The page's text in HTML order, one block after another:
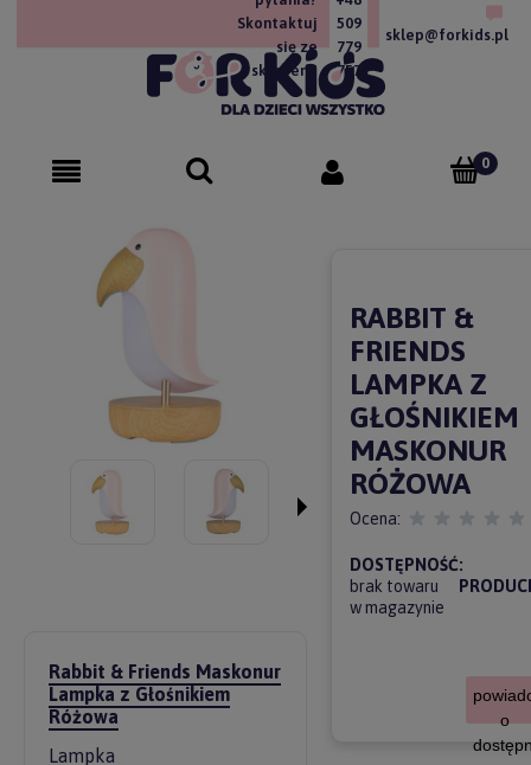
Skontaktuj
się ze
sklepem!
509
779
757
sklep@forkids.pl
Rabbit & Friends Maskonur
Lampka z Głośnikiem
Różowa
Lampka
RABBIT &
FRIENDS
LAMPKA Z
GŁOŚNIKIEM
MASKONUR
RÓŻOWA
Ocena:
DOSTĘPNOŚĆ:
brak towaru
w magazynie
o